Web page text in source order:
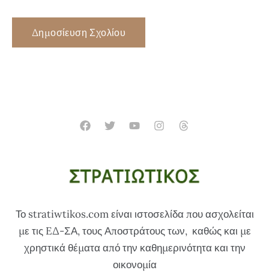
Το stratiwtikos.com είναι ιστοσελίδα που ασχολείται
με τις EΔ-ΣΑ, τους Αποστράτους των, καθώς και με
χρηστικά θέματα από την καθημερινότητα και την
οικονομία